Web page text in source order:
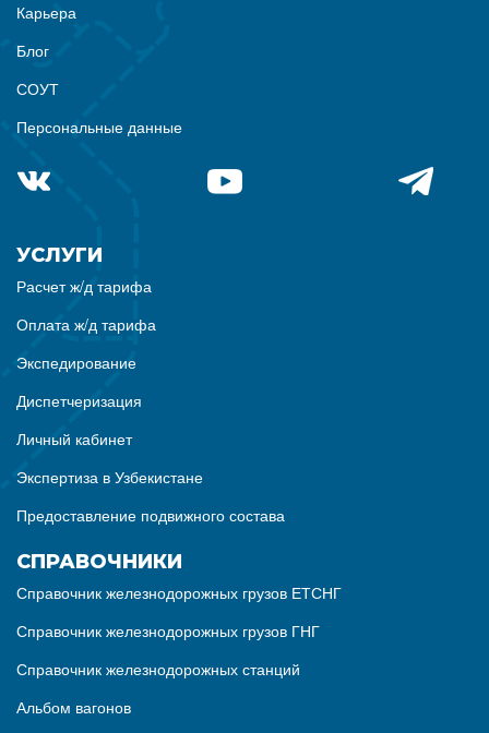
Карьера
Блог
СОУТ
Персональные данные
УСЛУГИ
Расчет ж/д тарифа
Оплата ж/д тарифа
Экспедирование
Диспетчеризация
Личный кабинет
Экспертиза в Узбекистане
Предоставление подвижного состава
СПРАВОЧНИКИ
Справочник железнодорожных грузов ЕТСНГ
Справочник железнодорожных грузов ГНГ
Справочник железнодорожных станций
Альбом вагонов